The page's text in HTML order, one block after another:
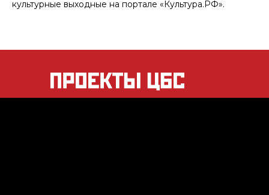
культурные выходные на портале «Культура.РФ».